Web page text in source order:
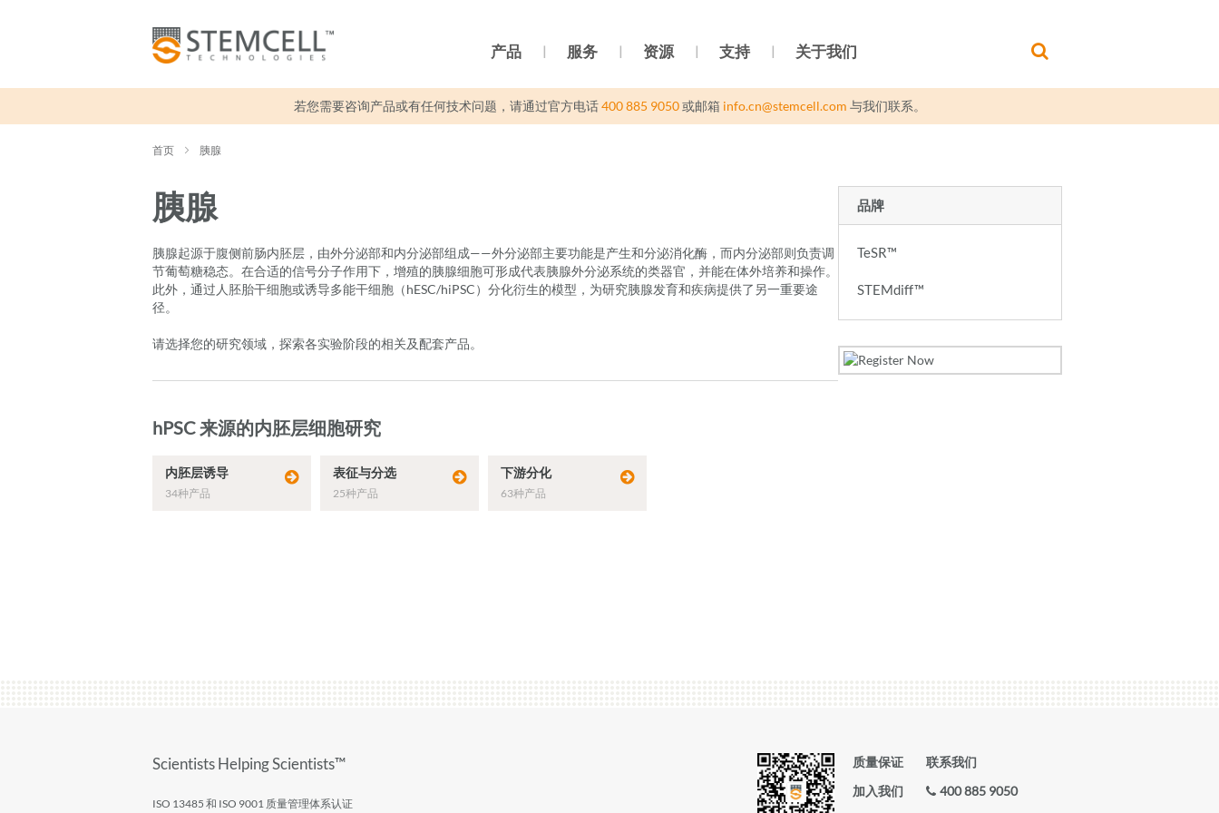
产品 服务 资源 支持 关于我们
若您需要咨询产品或有任何技术问题，请通过官方电话400 885 9050或邮箱 info.cn@stemcell.com 与我们联系。
首页 胰腺
胰腺
胰腺起源于腹侧前肠内胚层，由外分泌部和内分泌部组成——外分泌部主要功能是产生和分泌消化酶，而内分泌部则负责调
节葡萄糖稳态。在合适的信号分子作用下，增殖的胰腺细胞可形成代表胰腺外分泌系统的类器官，并能在体外培养和操作。
此外，通过人胚胎干细胞或诱导多能干细胞（hESC/hiPSC）分化衍生的模型，为研究胰腺发育和疾病提供了另一重要途
径。
请选择您的研究领域，探索各实验阶段的相关及配套产品。
hPSC 来源的内胚层细胞研究
内胚层诱导
34种产品
表征与分选
25种产品
下游分化
63种产品
品牌
TeSR™
STEMdiff™
Scientists Helping Scientists™
ISO 13485 和 ISO 9001 质量管理体系认证
质量保证
加入我们
联系我们
400 885 9050